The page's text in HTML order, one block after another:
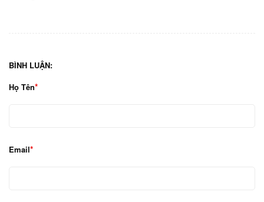
BÌNH LUẬN:
Họ Tên
Email